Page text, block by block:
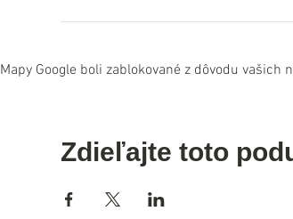
Mapy Google boli zablokované z dôvodu
Zdieľajte toto